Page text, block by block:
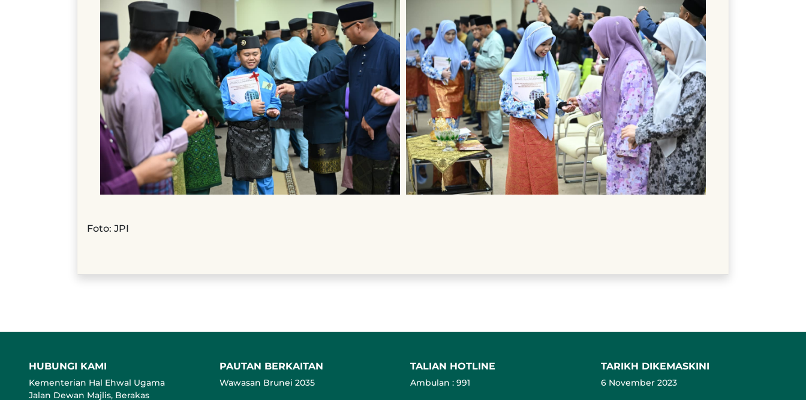
Foto: JPI
HUBUNGI KAMI
Kementerian Hal Ehwal Ugama
Jalan Dewan Majlis, Berakas
PAUTAN BERKAITAN
Wawasan Brunei 2035
TALIAN HOTLINE
Ambulan : 991
TARIKH DIKEMASKINI
6 November 2023